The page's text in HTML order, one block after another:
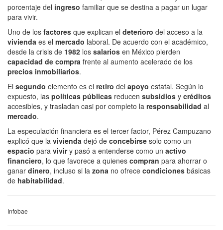
porcentaje del ingreso familiar que se destina a pagar un lugar
para vivir.
Uno de los factores que explican el deterioro del acceso a la
vivienda es el mercado laboral. De acuerdo con el académico,
desde la crisis de 1982 los salarios en México pierden
capacidad de compra frente al aumento acelerado de los
precios inmobiliarios.
El segundo elemento es el retiro del apoyo estatal. Según lo
expuesto, las políticas públicas reducen subsidios y créditos
accesibles, y trasladan casi por completo la responsabilidad al
mercado.
La especulación financiera es el tercer factor, Pérez Campuzano
explicó que la vivienda dejó de concebirse solo como un
espacio para viviry pasó a entenderse como un activo
financiero, lo que favorece a quienes compran para ahorrar o
ganar dinero, incluso si la zona no ofrece condiciones básicas
de habitabilidad.
Infobae